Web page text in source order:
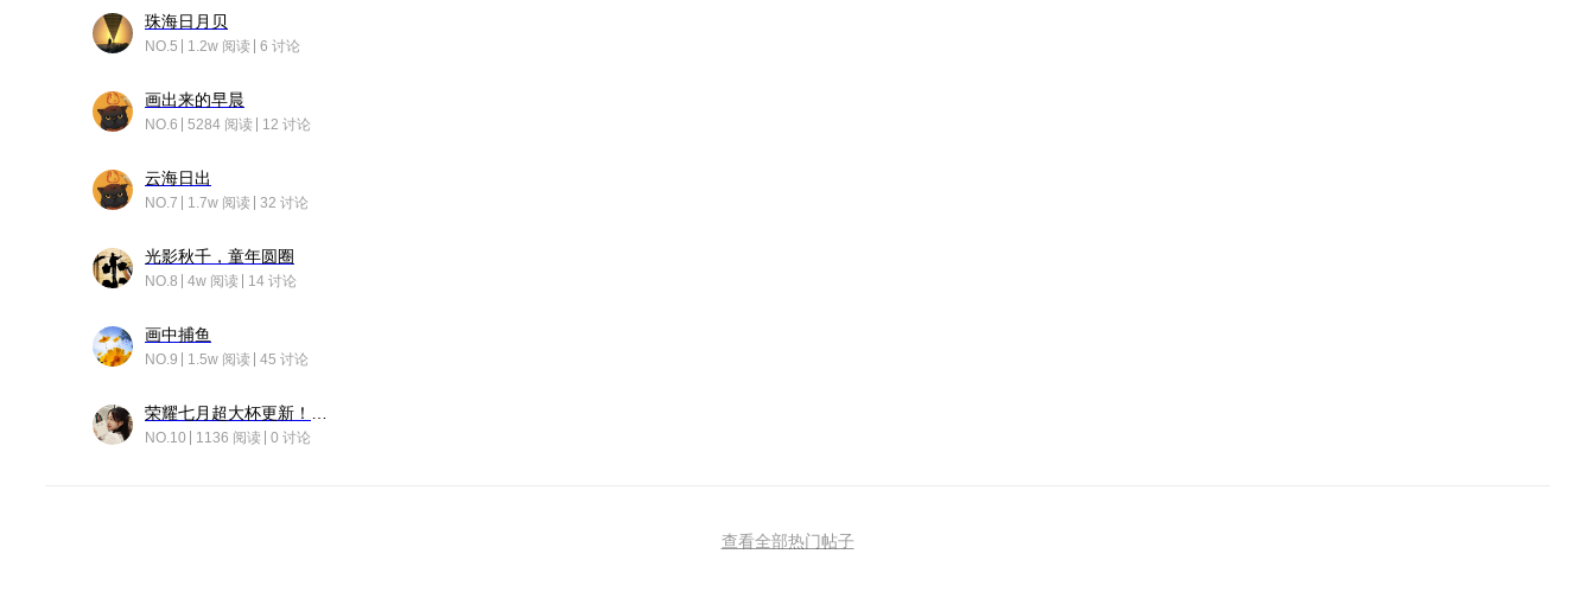
珠海日月贝
NO.5 1.2w 阅读 6 讨论
画出来的早晨
NO.6 5284 阅读 12 讨论
云海日出
NO.7 1.7w 阅读 32 讨论
光影秋千，童年圆圈
NO.8 4w 阅读 14 讨论
画中捕鱼
NO.9 1.5w 阅读 45 讨论
NO.10 1136 阅读 0 讨论
查看全部热门帖子